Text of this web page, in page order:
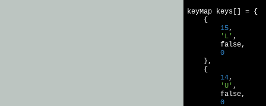
keyMap keys[] = {
    {
15,
'L' ,
false,
0
    },
    {
14,
'U' ,
false,
0